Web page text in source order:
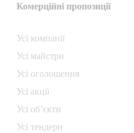
Комерційні пропозиції
Усі компанії
Усі майстри
Усі оголошення
Усі акції
Усі об’єкти
Усі тендери